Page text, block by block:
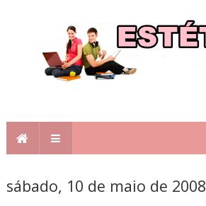
sábado, 10 de maio de 2008